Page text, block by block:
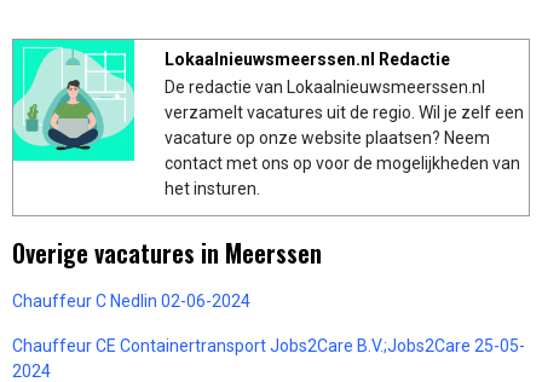
Lokaalnieuwsmeerssen.nl Redactie
De redactie van Lokaalnieuwsmeerssen.nl
verzamelt vacatures uit de regio. Wil je zelf een
vacature op onze website plaatsen? Neem
contact met ons op voor de mogelijkheden van
het insturen.
Overige vacatures in Meerssen
Chauffeur C Nedlin 02-06-2024
Chauffeur CE Containertransport Jobs2Care B.V.;Jobs2Care 25-05-
2024